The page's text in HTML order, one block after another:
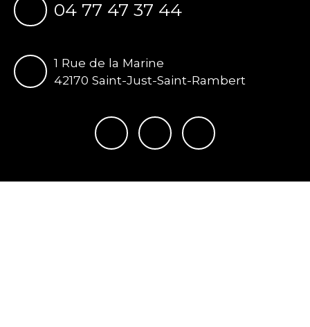
04 77 47 37 44
1 Rue de la Marine
42170 Saint-Just-Saint-Rambert